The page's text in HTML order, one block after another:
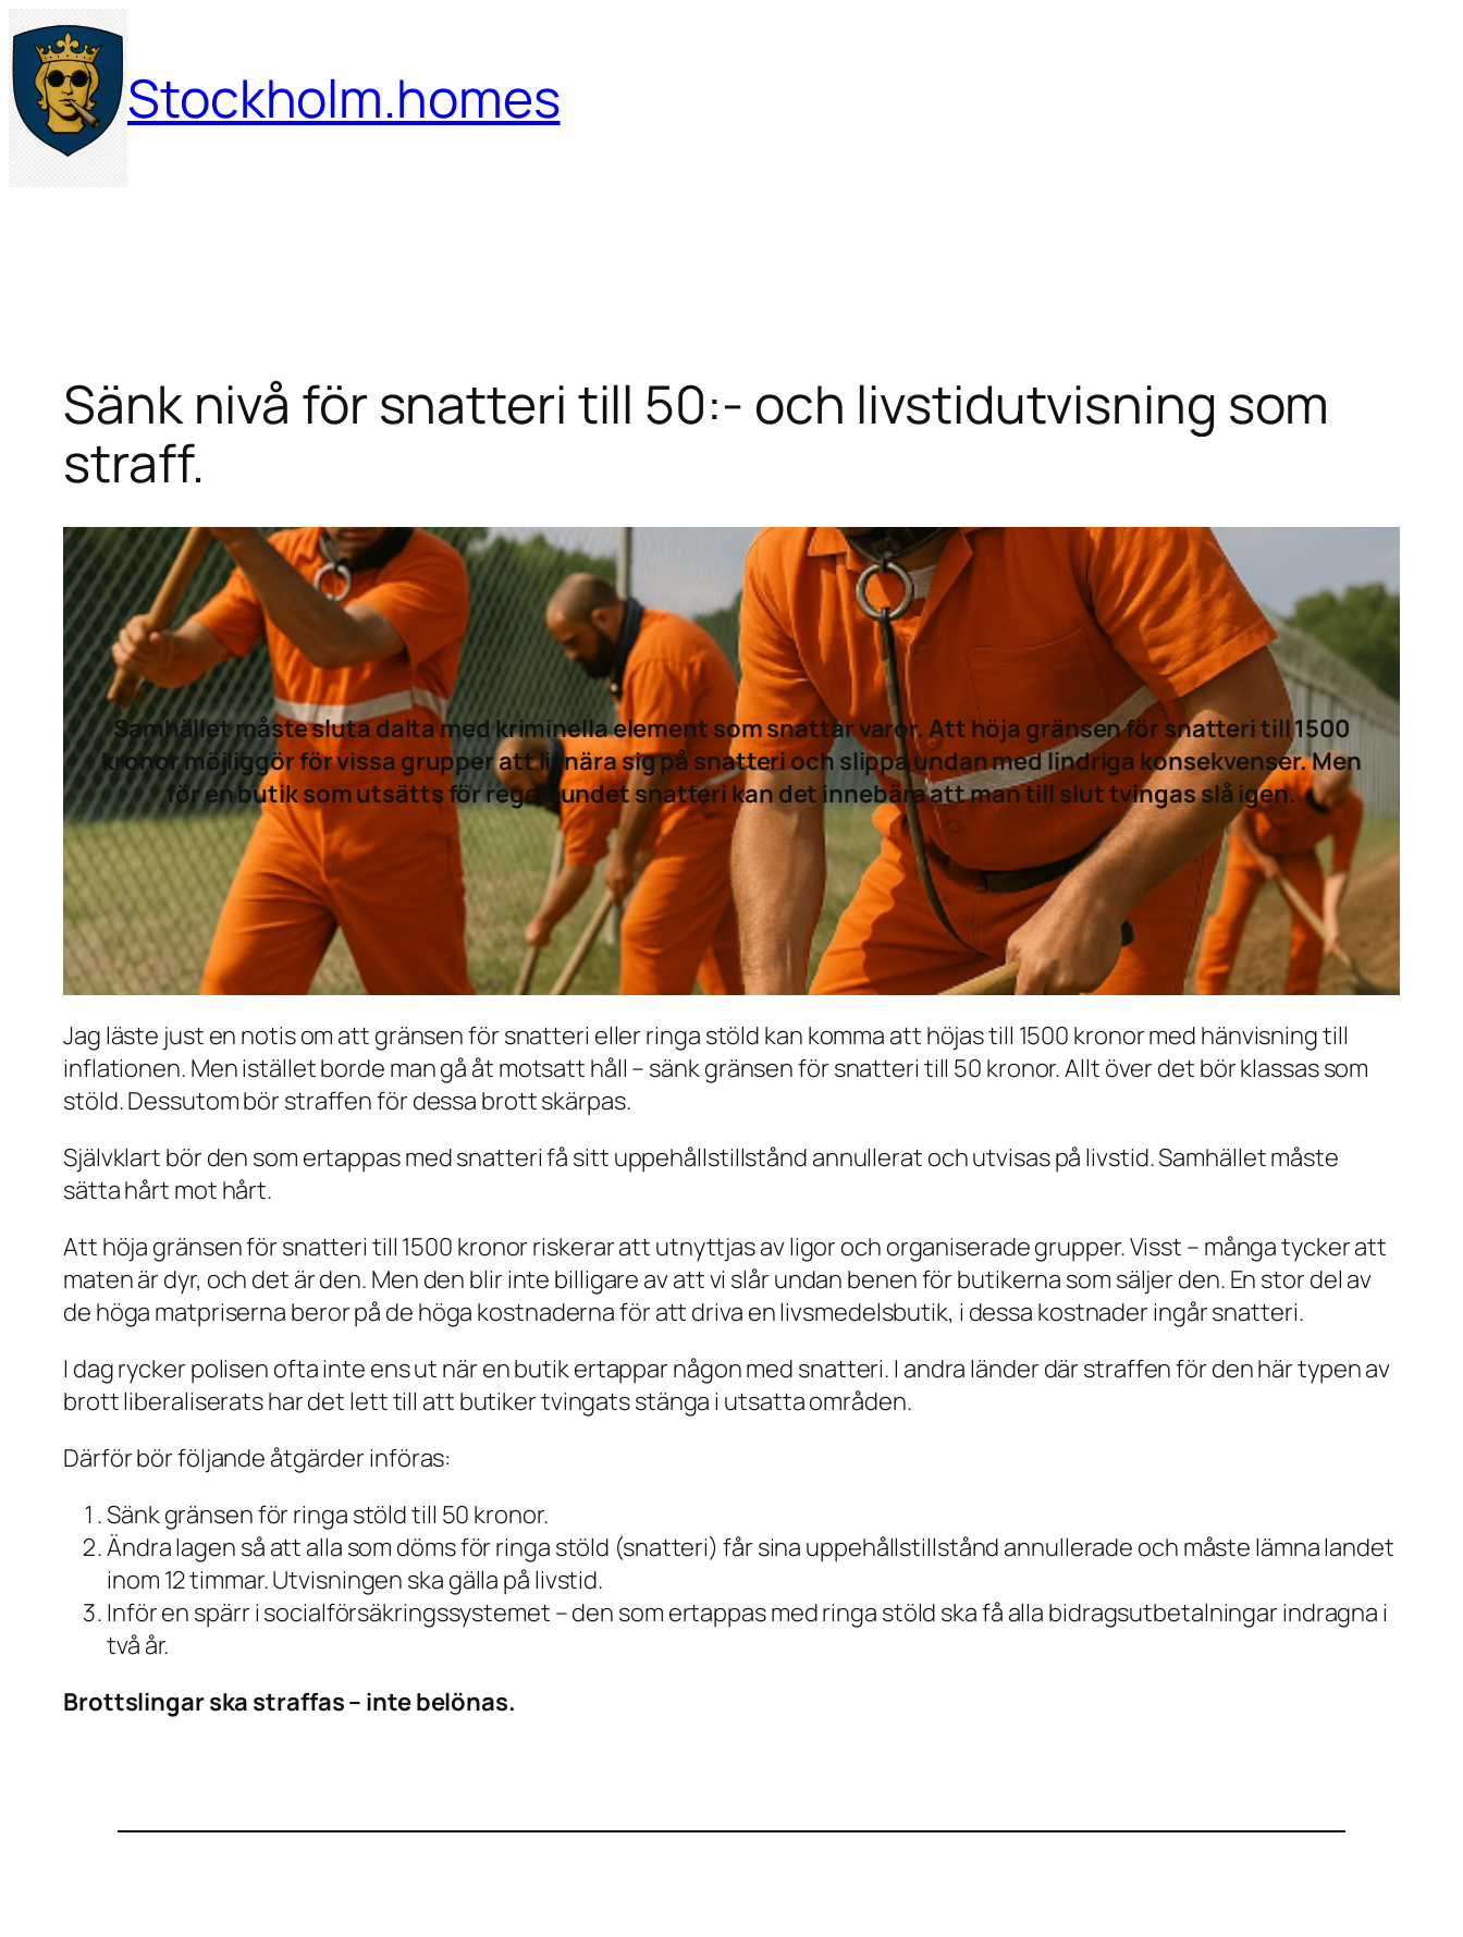
Hoppa
till
innehåll
Stockholm.homes
Sänk nivå för snatteri till 50:- och livstidutvisning som
straff.
Samhället måste sluta dalta med kriminella element som snattar varor. Att höja gränsen för snatteri till 1500
kronor möjliggör för vissa grupper att livnära sig på snatteri och slippa undan med lindriga konsekvenser. Men
för en butik som utsätts för regelbundet snatteri kan det innebära att man till slut tvingas slå igen.
Jag läste just en notis om att gränsen för snatteri eller ringa stöld kan komma att höjas till 1500 kronor med hänvisning till
inflationen. Men istället borde man gå åt motsatt håll – sänk gränsen för snatteri till 50 kronor. Allt över det bör klassas som
stöld. Dessutom bör straffen för dessa brott skärpas.
Självklart bör den som ertappas med snatteri få sitt uppehållstillstånd annullerat och utvisas på livstid. Samhället måste
sätta hårt mot hårt.
Att höja gränsen för snatteri till 1500 kronor riskerar att utnyttjas av ligor och organiserade grupper. Visst – många tycker att
maten är dyr, och det är den. Men den blir inte billigare av att vi slår undan benen för butikerna som säljer den. En stor del av
de höga matpriserna beror på de höga kostnaderna för att driva en livsmedelsbutik, i dessa kostnader ingår snatteri.
I dag rycker polisen ofta inte ens ut när en butik ertappar någon med snatteri. I andra länder där straffen för den här typen av
brott liberaliserats har det lett till att butiker tvingats stänga i utsatta områden.
Därför bör följande åtgärder införas:
Sänk gränsen för ringa stöld till 50 kronor.
Ändra lagen så att alla som döms för ringa stöld (snatteri) får sina uppehållstillstånd annullerade och måste lämna landet
inom 12 timmar. Utvisningen ska gälla på livstid.
Inför en spärr i socialförsäkringssystemet – den som ertappas med ringa stöld ska få alla bidragsutbetalningar indragna i
två år.
Brottslingar ska straffas – inte belönas.